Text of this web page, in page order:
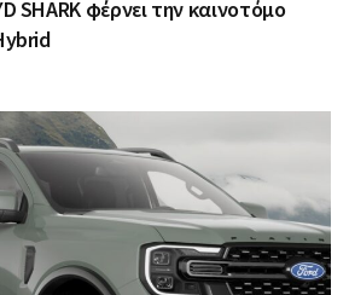
SHARK φέρνει την καινοτόμο